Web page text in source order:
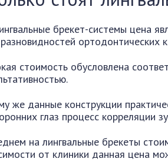
брекет-системы цена
ортодонтических
стоимость обусловлена
же данные конструкции
глаз процесс корреляции
на лингвальные брекеты
от клиники данная цена